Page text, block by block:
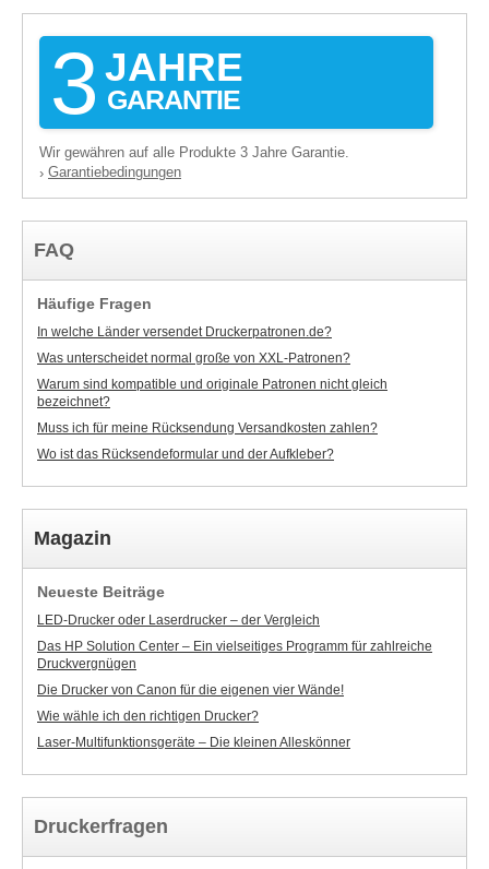
3 JAHRE
GARANTIE
Wir gewähren auf alle Produkte 3 Jahre Garantie.
› Garantiebedingungen
FAQ
Häufige Fragen
In welche Länder versendet Druckerpatronen.de?
Was unterscheidet normal große von XXL-Patronen?
Warum sind kompatible und originale Patronen nicht gleich
bezeichnet?
Muss ich für meine Rücksendung Versandkosten zahlen?
Wo ist das Rücksendeformular und der Aufkleber?
Magazin
Neueste Beiträge
LED-Drucker oder Laserdrucker – der Vergleich
Das HP Solution Center – Ein vielseitiges Programm für zahlreiche
Druckvergnügen
Die Drucker von Canon für die eigenen vier Wände!
Wie wähle ich den richtigen Drucker?
Laser-Multifunktionsgeräte – Die kleinen Alleskönner
Druckerfragen